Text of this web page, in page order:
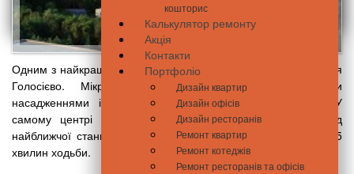
кошторис
Калькулятор ремонту
Акція
Контакти
Портфоліо
Дизайн квартир
Дизайн офісів
Дизайн ресторанів
Ремонт квартир
Ремонт котеджів
Ремонт ресторанів та офісів
Одним з найкращих для проживання місць в Києві вважається
Голосієво. Мікрорайон багатий водоймами, зеленими
насадженнями і має хороше транспортне сполучення. У
самому центрі мікрорайону височить ЖК «Авангард». Від
найближчої станції метро «ВДНХ» його відокремлює лише 5
хвилин ходьби.